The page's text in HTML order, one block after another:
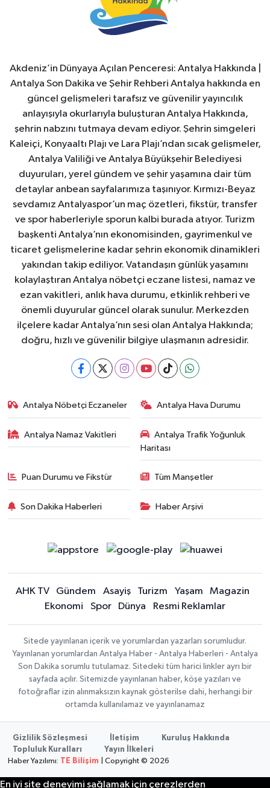
Akdeniz’in Dünyaya Açılan Penceresi: Antalya Hakkında |
Antalya Son Dakika ve Şehir Rehberi Antalya hakkında en
güncel gelişmeleri tarafsız ve güvenilir yayıncılık
anlayışıyla okurlarıyla buluşturan Antalya Hakkında,
şehrin nabzını tutmaya devam ediyor. Şehrin simgeleri
Kaleiçi, Konyaaltı Plajı ve Lara Plajı’ndan sıcak gelişmeler,
Antalya Valiliği ve Antalya Büyükşehir Belediyesi
duyuruları, yerel gündem ve şehir yaşamına dair tüm
detaylar anbean sayfalarımıza taşınıyor. Kırmızı-Beyaz
sevdamız Antalyaspor’un maç özetleri, fikstür, transfer
ve spor haberleriyle sporun kalbi burada atıyor. Turizm
başkenti Antalya’nın ekonomisinden, gayrimenkul ve
ticaret gelişmelerine kadar şehrin ekonomik dinamikleri
yakından takip ediliyor. Vatandaşın günlük yaşamını
kolaylaştıran Antalya nöbetçi eczane listesi, namaz ve
ezan vakitleri, anlık hava durumu, etkinlik rehberi ve
önemli duyurular güncel olarak sunulur. Merkezden
ilçelere kadar Antalya’nın sesi olan Antalya Hakkında;
doğru, hızlı ve güvenilir bilgiye ulaşmanın adresidir.
Antalya Nöbetçi Eczaneler Antalya Hava Durumu
Antalya Namaz Vakitleri
Antalya Trafik Yoğunluk
Haritası
Puan Durumu ve Fikstür Tüm Manşetler
Son Dakika Haberleri Haber Arşivi
AHK TV Gündem Asayiş Turizm Yaşam
Magazin
Ekonomi
Spor Dünya Resmi Reklamlar
Sitede yayınlanan içerik ve yorumlardan yazarları sorumludur.
Yayınlanan yorumlardan Antalya Haber - Antalya Haberleri - Antalya
Son Dakika sorumlu tutulamaz. Sitedeki tüm harici linkler ayrı bir
sayfada açılır. Sitemizde yayınlanan haber, köşe yazıları ve
fotoğraflar izin alınmaksızın kaynak gösterilse dahi, herhangi bir
ortamda kullanılamaz ve yayınlanamaz
Gizlilik Sözleşmesi İletişim
Kuruluş Hakkında
Topluluk Kuralları
Yayın İlkeleri
Haber Yazılımı:
TE Bilişim | Copyright © 2026
En iyi site deneyimi sağlamak için çerezlerden